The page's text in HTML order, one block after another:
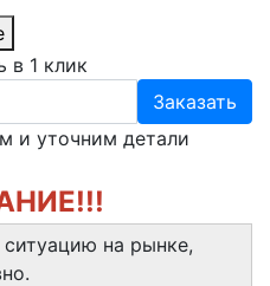
в 1 клик
Заказать
и уточним детали
на рынке,